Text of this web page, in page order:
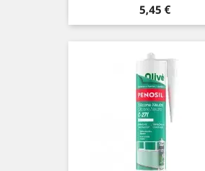
Precio
5,45 €